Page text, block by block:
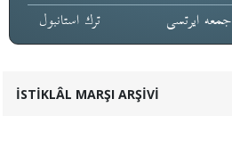
ترك استانبول جمعە ایرتسی
İSTİKLÂL MARŞI ARŞİVİ